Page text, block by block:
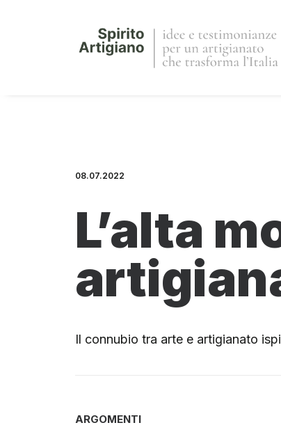
08.07.2022
L’alta
Il connubio tra arte e artigianato
ARGOMENTI